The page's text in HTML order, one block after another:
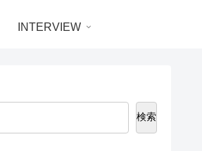
INTERVIEW
検索